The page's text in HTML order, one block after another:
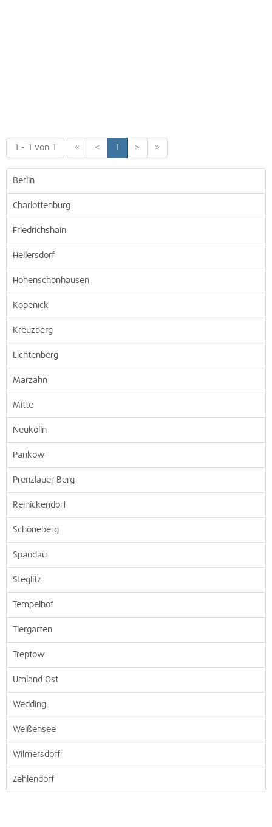
1 - 1 von 1 « < 1 > »
Berlin
Charlottenburg
Friedrichshain
Hellersdorf
Hohenschönhausen
Köpenick
Kreuzberg
Lichtenberg
Marzahn
Mitte
Neukölln
Pankow
Prenzlauer Berg
Reinickendorf
Schöneberg
Spandau
Steglitz
Tempelhof
Tiergarten
Treptow
Umland Ost
Wedding
Weißensee
Wilmersdorf
Zehlendorf